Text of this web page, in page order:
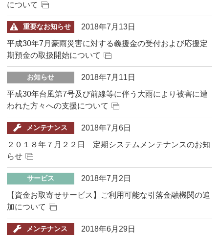
について
重要なお知らせ
2018年7月13日
平成30年7月豪雨災害に対する義援金の受付および応援定
期預金の取扱開始について
お知らせ
2018年7月11日
平成30年台風第7号及び前線等に伴う大雨により被害に遭
われた方々への支援について
メンテナンス
2018年7月6日
２０１８年７月２２日 定期システムメンテナンスのお知
らせ
サービス
2018年7月2日
【資金お取寄せサービス】ご利用可能な引落金融機関の追
加について
メンテナンス
2018年6月29日